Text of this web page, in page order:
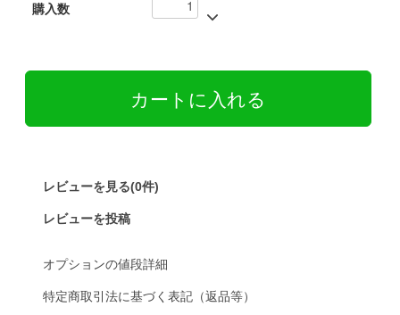
購入数
レビューを見る(0件)
レビューを投稿
オプションの値段詳細
特定商取引法に基づく表記（返品等）